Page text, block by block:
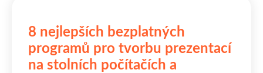
8 nejlepších bezplatných
programů pro tvorbu prezentací
na stolních počítačích a